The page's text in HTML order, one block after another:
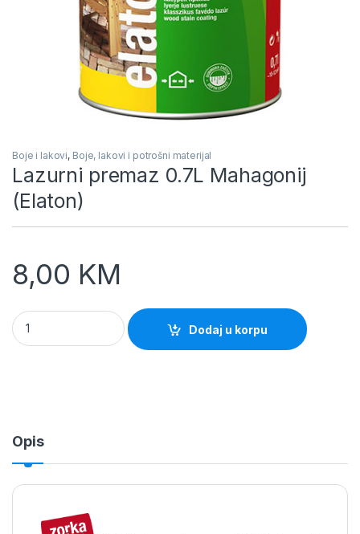
Boje i lakovi, Boje, lakovi i potrošni materijal
Lazurni premaz 0.7L Mahagonij
(Elaton)
8,00 KM
Lazurni premaz 0.7L Mahagonij (Elaton) quantity
Dodaj u korpu
Opis